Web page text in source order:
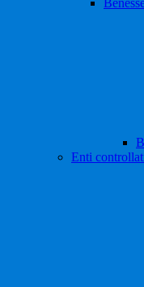
Enti